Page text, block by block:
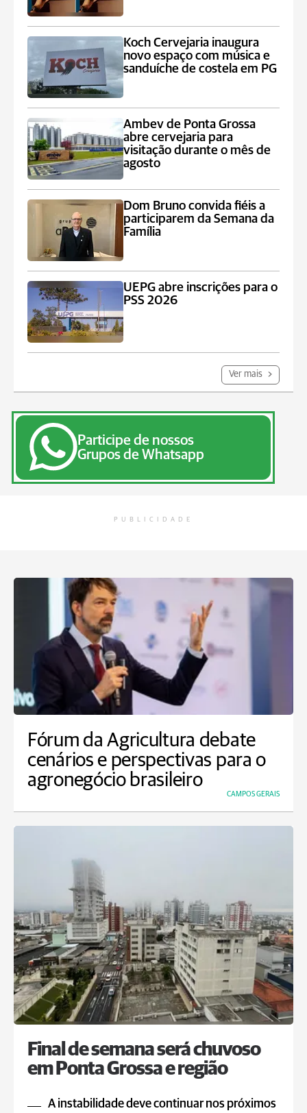
Koch Cervejaria inaugura
novo espaço com música e
sanduíche de costela em PG
Ambev de Ponta Grossa
abre cervejaria para
visitação durante o mês de
agosto
Dom Bruno convida fiéis a
participarem da Semana da
Família
UEPG abre inscrições para o
PSS 2026
Ver mais
Participe de nossos
Grupos de Whatsapp
PUBLICIDADE
Fórum da Agricultura debate
cenários e perspectivas para o
agronegócio brasileiro
CAMPOS GERAIS
Final de semana será chuvoso
em Ponta Grossa e região
A instabilidade deve continuar nos próximos